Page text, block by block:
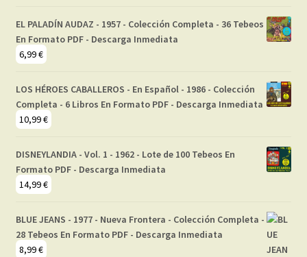
EL PALADÍN AUDAZ - 1957 - Colección Completa - 36 Tebeos
En Formato PDF - Descarga Inmediata
6,99€
LOS HÉROES CABALLEROS - En Español - 1986 - Colección
Completa - 6 Libros En Formato PDF - Descarga Inmediata
10,99€
DISNEYLANDIA - Vol. 1 - 1962 - Lote de 100 Tebeos En
Formato PDF - Descarga Inmediata
14,99€
BLUE JEANS - 1977 - Nueva Frontera - Colección Completa -
28 Tebeos En Formato PDF - Descarga Inmediata
8,99€